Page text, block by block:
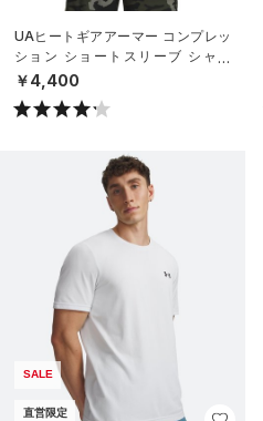
UAヒートギアアーマー コンプレッ
ション ショートスリーブ シャツ
（トレーニング/MEN）
￥4,400
SALE
直営限定